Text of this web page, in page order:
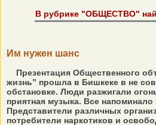
В рубрике "ОБЩЕСТВО"
Им нужен шанс
Презентация Общественного
жизнь” прошла в Бишкеке в не
обстановке. Люди разжигали
приятная музыка. Все напоминало
Представители различных
потребители наркотиков и